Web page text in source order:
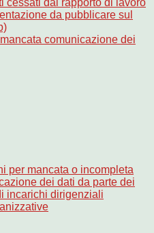
cessati dal rapporto di lavoro
da pubblicare sul
comunicazione dei
per mancata o incompleta
dei dati da parte dei
incarichi dirigenziali